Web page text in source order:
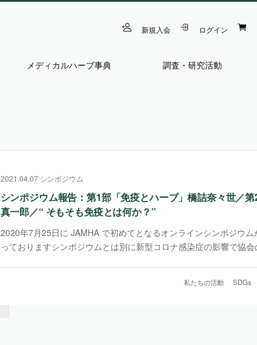
新規入会 ログイン
メディカルハーブ事典 調査・研究活動
私たちの活動 SDGs
2021.04.07 シンポジウム
シンポジウム報告：第1部「免疫とハーブ」橋詰奈々世／
真一郎／“ そもそも免疫とは何か？”
2020年7月25日に JAMHA で初めてとなるオンラインシンポジウ
っておりますシンポジウムとは別に新型コロナ感染症の影響で協